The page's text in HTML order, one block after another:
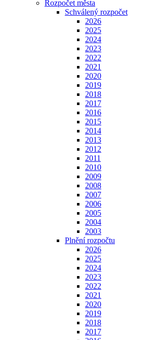
Rozpočet města
Schválený rozpočet
2026
2025
2024
2023
2022
2021
2020
2019
2018
2017
2016
2015
2014
2013
2012
2011
2010
2009
2008
2007
2006
2005
2004
2003
Plnění rozpočtu
2026
2025
2024
2023
2022
2021
2020
2019
2018
2017